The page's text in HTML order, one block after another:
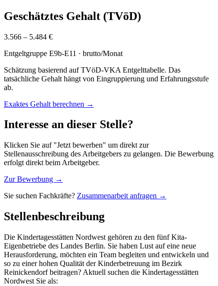
Geschätztes Gehalt (TVöD)
3.566 – 5.484 €
Entgeltgruppe E9b-E11 · brutto/Monat
Schätzung basierend auf TVöD-VKA Entgelttabelle. Das
tatsächliche Gehalt hängt von Eingruppierung und Erfahrungsstufe
ab.
Exaktes Gehalt berechnen →
Interesse an dieser Stelle?
Klicken Sie auf "Jetzt bewerben" um direkt zur
Stellenausschreibung des Arbeitgebers zu gelangen. Die Bewerbung
erfolgt direkt beim Arbeitgeber.
Zur Bewerbung →
Sie suchen Fachkräfte? Zusammenarbeit anfragen →
Stellenbeschreibung
Die Kindertagesstätten Nordwest gehören zu den fünf Kita-
Eigenbetriebe des Landes Berlin. Sie haben Lust auf eine neue
Herausforderung, möchten ein Team begleiten und entwickeln und
so zu einer hohen Qualität der Kinderbetreuung im Bezirk
Reinickendorf beitragen? Aktuell suchen die Kindertagesstätten
Nordwest Sie als: